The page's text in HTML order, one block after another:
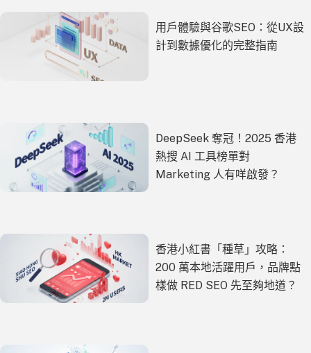
用戶體驗與谷歌SEO：從UX設
計到數據優化的完整指南
DeepSeek 奪冠！2025 香港
熱搜 AI 工具榜單對
Marketing 人有咩啟發？
香港小紅書「種草」攻略：
200 萬本地活躍用戶，品牌點
樣做 RED SEO 先至夠地道？